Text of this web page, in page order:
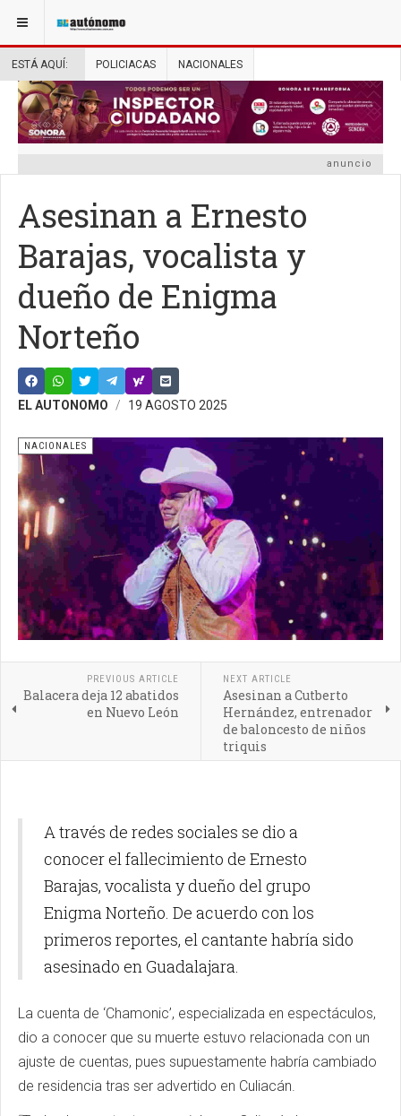
ESTÁ AQUÍ: POLICIACAS NACIONALES
anuncio
Asesinan a Ernesto
Barajas, vocalista y
dueño de Enigma
Norteño
EL AUTONOMO 19 AGOSTO 2025
NACIONALES
PREVIOUS ARTICLE
Balacera deja 12 abatidos
en Nuevo León
NEXT ARTICLE
Asesinan a Cutberto
Hernández, entrenador
de baloncesto de niños
triquis
A través de redes sociales se dio a
conocer el fallecimiento de Ernesto
Barajas, vocalista y dueño del grupo
Enigma Norteño. De acuerdo con los
primeros reportes, el cantante habría sido
asesinado en Guadalajara.
La cuenta de ‘Chamonic’, especializada en espectáculos,
dio a conocer que su muerte estuvo relacionada con un
ajuste de cuentas, pues supuestamente habría cambiado
de residencia tras ser advertido en Culiacán.